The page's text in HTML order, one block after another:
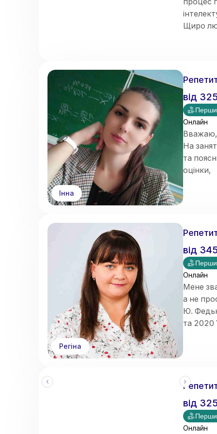
Щиро
Кожне
Інна
від
Онлайн
Вважаю,
На
та
оцінки,
Маю 4
Також
Регіна
від
Онлайн
Мене
а не
Ю.
та 2020
від
Онлайн